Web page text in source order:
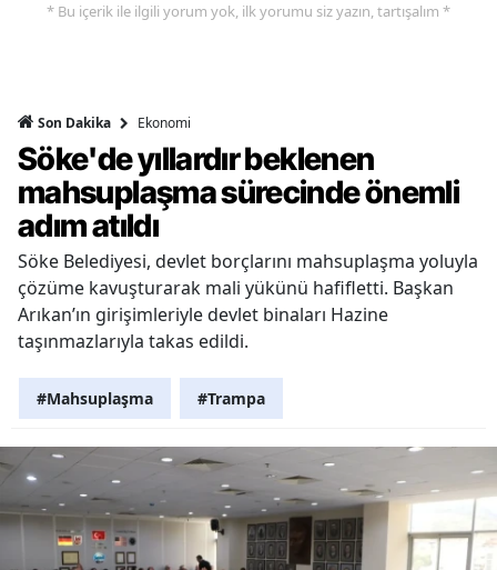
* Bu içerik ile ilgili yorum yok, ilk yorumu siz yazın, tartışalım *
Son Dakika Ekonomi
Söke'de yıllardır beklenen
mahsuplaşma sürecinde önemli
adım atıldı
Söke Belediyesi, devlet borçlarını mahsuplaşma yoluyla
çözüme kavuşturarak mali yükünü hafifletti. Başkan
Arıkan’ın girişimleriyle devlet binaları Hazine
taşınmazlarıyla takas edildi.
#Mahsuplaşma #Trampa